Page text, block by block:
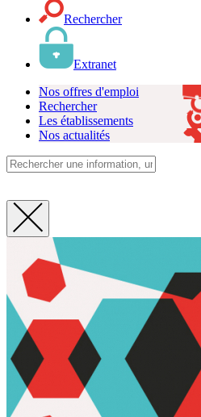
Rechercher
Extranet
Nos offres d'emploi
Rechercher
Les établissements
Nos actualités
Fermer
recherche